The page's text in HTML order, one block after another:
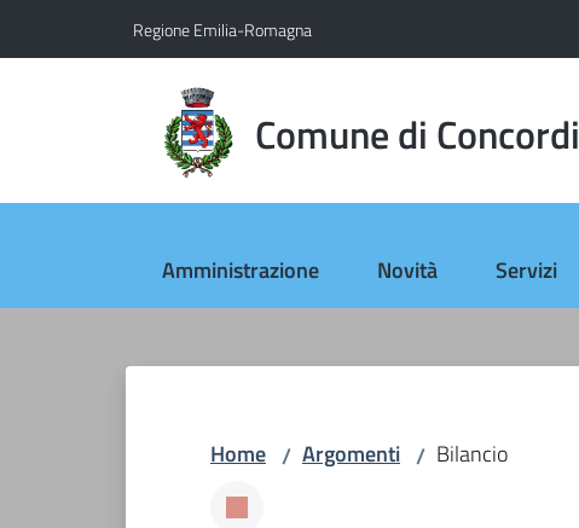
Regione Emilia-Romagna
Comune di
Amministrazione Novità Servizi
Home / Argomenti / Bilancio